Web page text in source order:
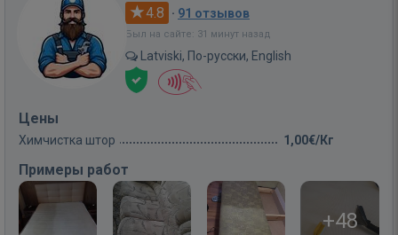
4.8 · 91 отзывов
Был на сайте: 31 минут назад
Latviski, По-русски, English
Цены
Химчистка штор 1,00€/Кг
Примеры работ
+48